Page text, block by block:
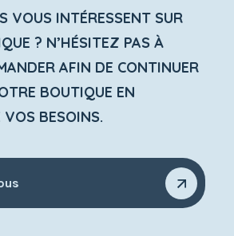
VOUS INTÉRESSENT SUR
? N’HÉSITEZ PAS À
AFIN DE CONTINUER
BOUTIQUE EN
BESOINS.